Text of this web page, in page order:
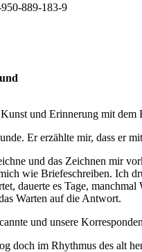
889-183-9
und Erinnerung mit
Er erzählte mir, dass er
und das Zeichnen mir
wie Briefeschreiben. Ich
dauerte es Tage,
Warten auf die Antwort.
und unsere
doch im Rhythmus des alt